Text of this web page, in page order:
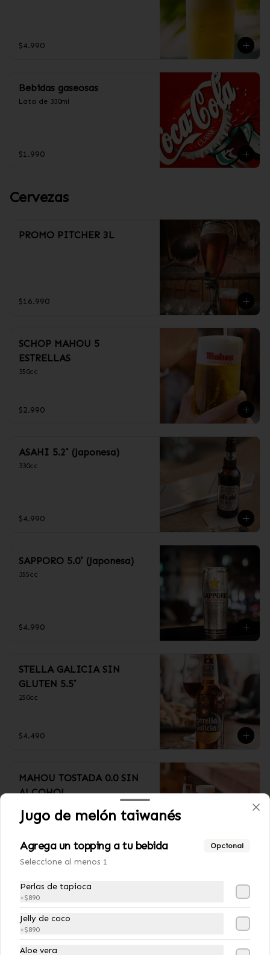
$4.990
Bebidas gaseosas
Lata de 330ml
$1.990
Cervezas
PROMO PITCHER 3L
$16.990
SCHOP MAHOU 5
ESTRELLAS
350cc
$2.990
ASAHI 5.2˚ (Japonesa)
330cc
$4.990
SAPPORO 5.0˚ (Japonesa)
355cc
$4.990
STELLA GALICIA SIN
GLUTEN 5.5˚
250cc
$4.490
MAHOU TOSTADA 0.0 SIN
ALCOHOL
$4.490
KROSS GOLDEN 5.6˚
330cc
$4.490
Jugo de melón taiwanés
Agrega un topping a tu bebida Opcional
Seleccione al menos 1
Perlas de tapioca
+$890
Jelly de coco
+$890
Aloe vera